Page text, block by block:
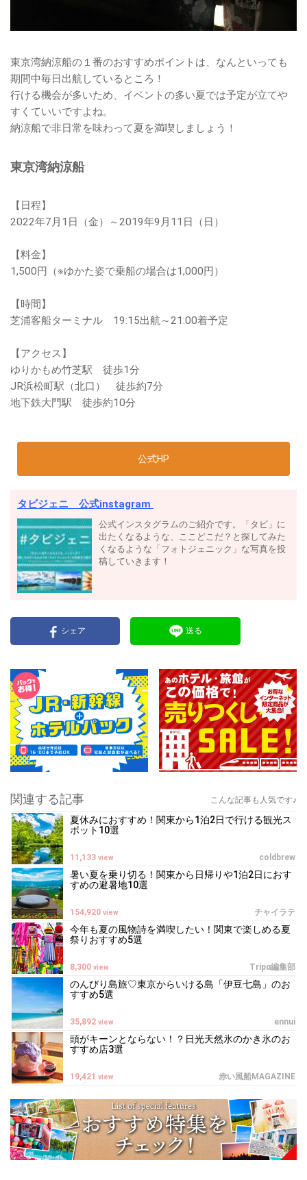
東京湾納涼船の１番のおすすめポイントは、なんといっても
期間中毎日出航しているところ！
行ける機会が多いため、イベントの多い夏では予定が立てや
すくていいですよね。
納涼船で非日常を味わって夏を満喫しましょう！
東京湾納涼船
【日程】
2022年7月1日（金）～2019年9月11日（日）
【料金】
1,500円（※ゆかた姿で乗船の場合は1,000円）
【時間】
芝浦客船ターミナル 19:15出航～21:00着予定
【アクセス】
ゆりかもめ竹芝駅 徒歩1分
JR浜松町駅（北口） 徒歩約7分
地下鉄大門駅 徒歩約10分
公式HP
タビジェニ 公式instagram
公式インスタグラムのご紹介です。「タビ」に
出たくなるような、ここどこだ？と探してみた
くなるような「フォトジェニック」な写真を投
稿していきます！
シェア 送る
関連する記事 こんな記事も人気です♪
夏休みにおすすめ！関東から1泊2日で行ける観光ス
ポット10選
coldbrew
11,133 view
暑い夏を乗り切る！関東から日帰りや1泊2日におす
すめの避暑地10選
チャイラテ
154,920 view
今年も夏の風物詩を満喫したい！関東で楽しめる夏
祭りおすすめ5選
Tripα編集部
8,300 view
のんびり島旅♡東京からいける島「伊豆七島」のお
すすめ5選
ennui
35,892 view
頭がキーンとならない！？日光天然氷のかき氷のお
すすめ店3選
赤い風船MAGAZINE
19,421 view